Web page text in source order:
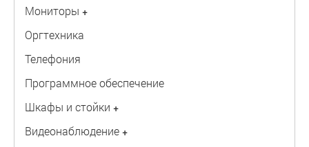
Мониторы +
Оргтехника
Телефония
Программное обеспечение
Шкафы и стойки +
Видеонаблюдение +